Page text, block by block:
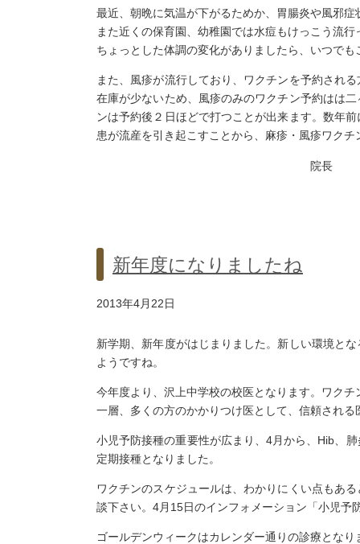
最近、朝晩に気温が下がるためか、胃腸炎や風邪症
また近くの保育園、幼稚園では水痘もけっこう流
ちょっとした体調の変化がありましたら、いつでも
また、風疹が流行しており、ワクチンを予約され
在庫が少ないため、風疹のみのワクチン予約はは
ンは予約後２日ほどで打つことが出来ます。数年
患が流産を引き起こすことから、麻疹・風疹ワク
院長 今泉
新年度になりましたね
2013年4月22日
新学期、新年度がはじまりました。新しい環境と
ようですね。
今年度より、沢上中学校の校医となります。ワク
一層、多くの方のかかりつけ医として、信頼され
小児予防接種の重要性が広まり、4月から、Hib、
定期接種となりました。
ワクチンのスケジュールは、わかりにくい点もあ
談下さい。4月15日のインフォメーション「小児予
ゴールデンウィークはカレンダー通りの診療となり